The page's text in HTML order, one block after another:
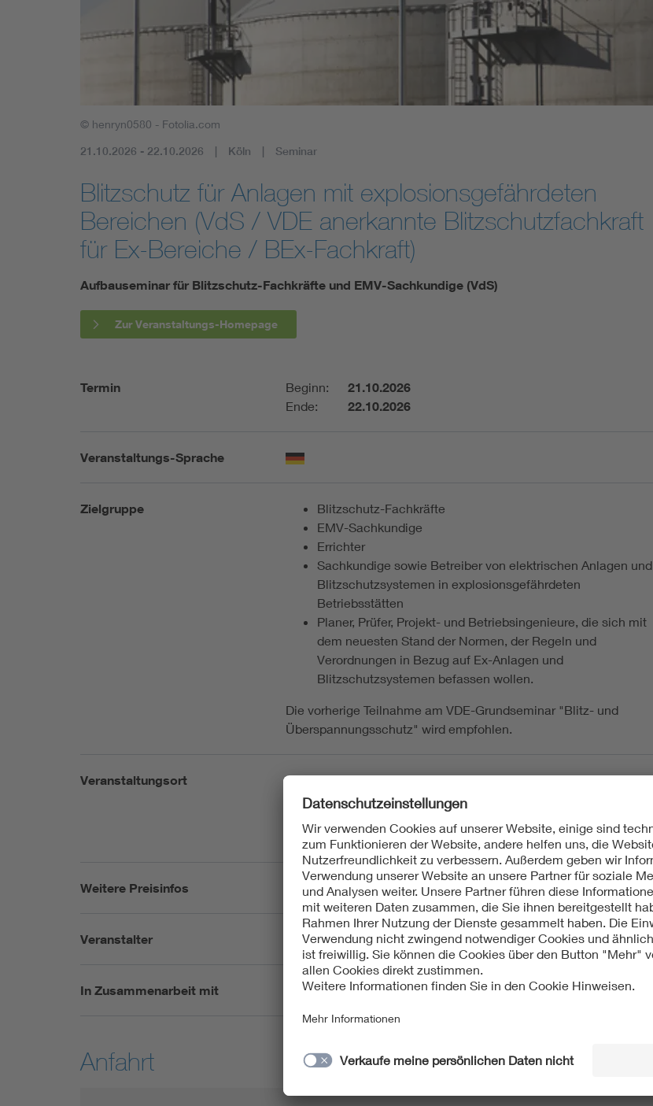
Energy storage
Functional safety
© henryn0580 - Fotolia.com
21.10.2026 - 22.10.2026 Köln Seminar
Blitzschutz für Anlagen mit explosionsgefährdeten
Bereichen (VdS / VDE anerkannte Blitzschutzfachkraft
für Ex-Bereiche / BEx-Fachkraft)
Aufbauseminar für Blitzschutz-Fachkräfte und EMV-Sachkundige (VdS)
Zur Veranstaltungs-Homepage
Termin Beginn: 21.10.2026
Ende: 22.10.2026
Veranstaltungs-Sprache
Zielgruppe
Blitzschutz-Fachkräfte
EMV-Sachkundige
Errichter
Sachkundige sowie Betreiber von elektrischen Anlagen und
Blitzschutzsystemen in explosionsgefährdeten
Betriebsstätten
Planer, Prüfer, Projekt- und Betriebsingenieure, die sich mit
dem neuesten Stand der Normen, der Regeln und
Verordnungen in Bezug auf Ex-Anlagen und
Blitzschutzsystemen befassen wollen.
Die vorherige Teilnahme am VDE-Grundseminar "Blitz- und
Überspannungsschutz" wird empfohlen.
Veranstaltungsort
VdS Schadenverhütung
Pasteurstr. 17a
DEUTSCHLAND
Weitere Preisinfos siehe Homepage des Bildungsträgers
Veranstalter VdS Schadenverhütung
In Zusammenarbeit mit VDE Ausschuss Blitzschutz und Blitzforschung (VDE ABB)
Anfahrt